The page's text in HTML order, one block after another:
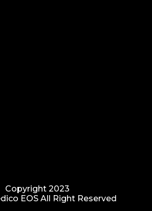
Copyright 2023
EOS All Right Reserved